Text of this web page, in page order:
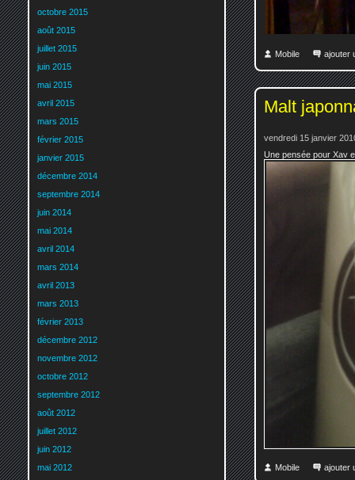
Mobile ajouter
Malt
vendredi 15 janvier
Une pensée pour Xav
Mobile ajouter
octobre 2015
août 2015
juillet 2015
juin 2015
mai 2015
avril 2015
mars 2015
février 2015
janvier 2015
décembre 2014
septembre 2014
juin 2014
mai 2014
avril 2014
mars 2014
avril 2013
mars 2013
février 2013
décembre 2012
novembre 2012
octobre 2012
septembre 2012
août 2012
juillet 2012
juin 2012
mai 2012